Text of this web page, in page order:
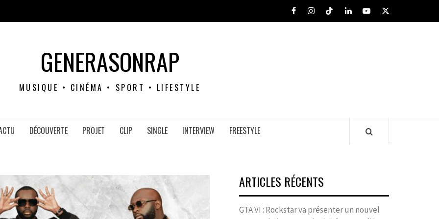
FacebookInstagram
TiktokLinkedInYoutube
X
GENERASONRAP
MUSIQUE • CINÉMA • SPORT • LIFESTYLE
DÉCOUVERTE PROJET CLIP SINGLE INTERVIEW FREESTYLE
ARTICLES RÉCENTS
GTA VI : Rockstar va présenter un nouvel